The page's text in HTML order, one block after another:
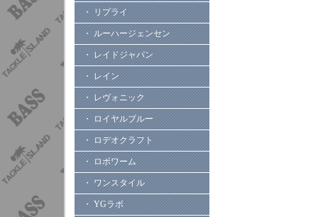
・ リプライ
・ ルーハージェンセン
・ レイドジャパン
・ レイン
・ レヴォニック
・ ロイヤルブルー
・ ロデオクラフト
・ ロボワーム
・ ワンスタイル
・ YGラボ